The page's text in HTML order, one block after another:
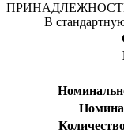
В стандартную